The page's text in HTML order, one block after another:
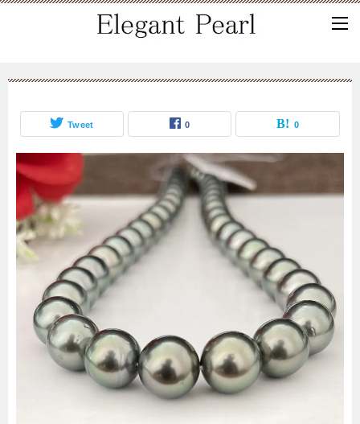
Tweet 0 0